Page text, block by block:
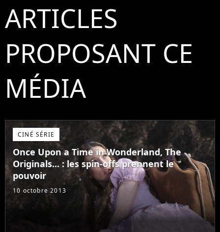
ARTICLES
PROPOSANT CE
MÉDIA
CINÉ SÉRIE
Once Upon a Time in Wonderland, The
Originals... : les spin-offs prennent le
pouvoir
10 octobre 2013